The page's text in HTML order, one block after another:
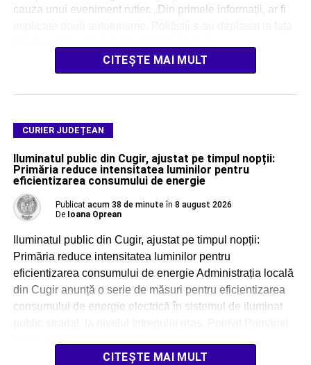
cauza unui eveniment rutier. „Din primele informații, ar fi
CITEȘTE MAI MULT
CURIER JUDEȚEAN
Iluminatul public din Cugir, ajustat pe timpul nopții:
Primăria reduce intensitatea luminilor pentru
eficientizarea consumului de energie
Publicat acum 38 de minute în 8 august 2026
De Ioana Oprean
Iluminatul public din Cugir, ajustat pe timpul nopții:
Primăria reduce intensitatea luminilor pentru
eficientizarea consumului de energie Administrația locală
din Cugir anunță o serie de măsuri pentru eficientizarea
consumului de energie electrică în sistemul de iluminat
intensității iluminatului pe timpul nopții, […]
CITEȘTE MAI MULT